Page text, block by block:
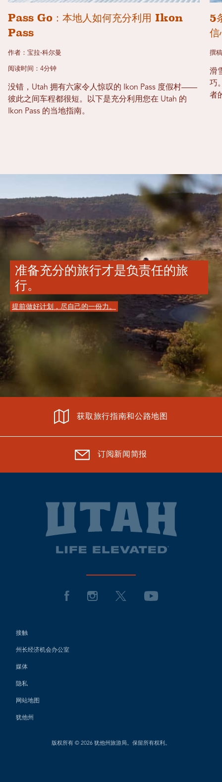
Pass Go：本地人如何充分利用 Ikon
Pass
作者：宝拉·科尔曼
阅读时间：4分钟
没错，Utah 拥有六家令人惊叹的 Ikon Pass 度假村——
彼此之间车程都很短。以下是充分利用您在 Utah 的
Ikon Pass 的当地指南。
5
信
撰
滑
巧
者
准备充分的旅行才是负责任的旅
行。
提前做好计划，尽自己的一份力。
获取旅行指南和公路地图
订阅新闻简报
接触
州长经济机会办公室
媒体
隐私
网站地图
犹他州
版权所有 © 2026 犹他州旅游局。保留所有权利。